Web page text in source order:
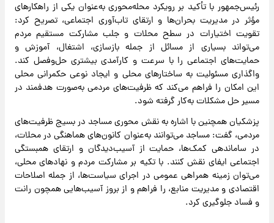
رئیس‌جمهور با تأکید بر رویکرد محله‌محوری به‌عنوان یکی از راهکارهای
مؤثر در مدیریت بحران‌ها و ارتقای تاب‌آوری اجتماعی، تصریح کرد:
تقویت اختیارات در سطح محلات و جلب مشارکت مستقیم مردم
می‌تواند بسیاری از مسائل از جمله بازسازی، اشتغال، آموزش و
حمایت‌های اجتماعی را با سرعت و کارآمدی بیشتری حل‌وفصل کند.
واگذاری مسئولیت به ساختارهای محلی و ایجاد نوعی حکمرانی محلی
این امکان را فراهم می‌کند که ظرفیت‌های مردمی به‌صورت هدفمند در
مسیر حل مشکلات به‌کار گرفته شود.
پزشکیان همچنین با اشاره به نقش محوری مساجد در بسیج ظرفیت‌های
مردمی، گفت: مساجد می‌توانند به‌عنوان کانون‌های هماهنگی در محلات،
در ساماندهی کمک‌ها، حمایت از آسیب‌دیدگان و ارتقای همبستگی
اجتماعی ایفای نقش کنند. با تکیه بر مشارکت مردم و نهادهای محلی،
می‌توان زمینه همراهی عمومی در اجرای سیاست‌ها، از جمله اصلاحات
اقتصادی و مدیریت منابع، را فراهم و از بروز آسیب‌هایی همچون رانت
و فساد جلوگیری کرد.